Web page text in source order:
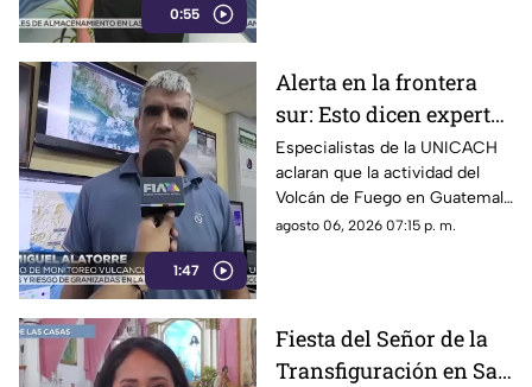
0:55
1:47
Alerta en la frontera
sur: Esto dicen expertos
sobre el Volcán de
Fuego y la ceniza en
Chiapas
Especialistas de la UNICACH
aclaran que la actividad del
Volcán de Fuego en Guatemala
no representa peligro para
agosto 06, 2026 07:15 p. m.
Fiesta del Señor de la
Transfiguración en San